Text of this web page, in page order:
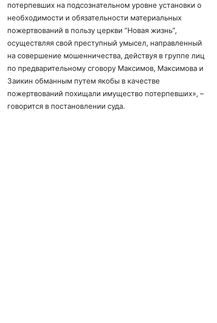
потерпевших на подсознательном уровне установки о
необходимости и обязательности материальных
пожертвований в пользу церкви “Новая жизнь”,
осуществляя свой преступный умысел, направленный
на совершение мошенничества, действуя в группе лиц
по предварительному сговору Максимов, Максимова и
Заикин обманным путем якобы в качестве
пожертвований похищали имущество потерпевших», –
говорится в постановлении суда.